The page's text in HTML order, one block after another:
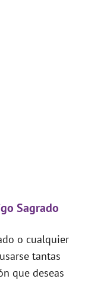
Sagrado
o cualquier
tantas
que deseas